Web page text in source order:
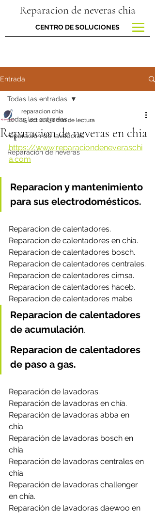
Reparacion de neveras chia
CENTRO DE SOLUCIONES
Entrada
Todas las entradas
reparacion de lavadoras
Reparación de neveras
Todas las entradas
Reparacion de neveras en chia
reparacion chia
25 oct 20231 min de lectura
https://www.reparaciondeneveraschi
a.com
Reparacion y mantenimiento
para sus electrodomésticos.
Reparacion de calentadores.
Reparacion de calentadores en chia.
Reparacion de calentadores bosch.
Reparacion de calentadores centrales.
Reparacion de calentadores cimsa.
Reparacion de calentadores haceb.
Reparacion de calentadores mabe.
Reparacion de calentadores
de acumulación.
Reparacion de calentadores
de paso a gas.
Reparación de lavadoras.
Reparación de lavadoras en chía.
Reparación de lavadoras abba en
chía.
Reparación de lavadoras bosch en
chía.
Reparación de lavadoras centrales en
chía.
Reparación de lavadoras challenger
en chía.
Reparación de lavadoras daewoo en